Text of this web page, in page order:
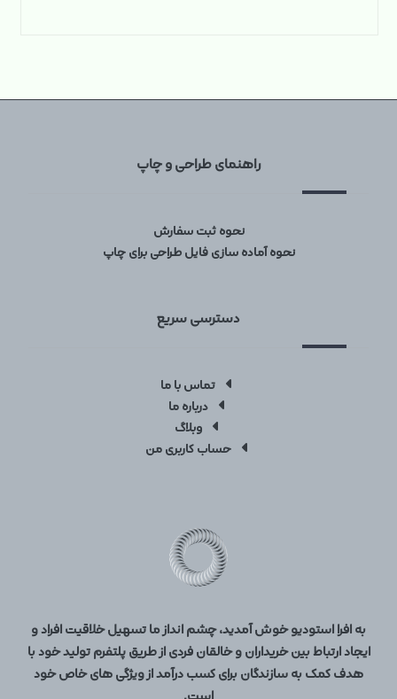
راهنمای طراحی و چاپ
نحوه ثبت سفارش
نحوه آماده سازی فایل طراحی برای چاپ
دسترسی سریع
تماس با ما
درباره ما
وبلاگ
حساب کاربری من
به افرا استودیو خوش آمدید، چشم انداز ما تسهیل خلاقیت افراد و
ایجاد ارتباط بین خریداران و خالقان فردی از طریق پلتفرم تولید خود با
هدف کمک به سازندگان برای کسب درآمد از ویژگی های خاص خود